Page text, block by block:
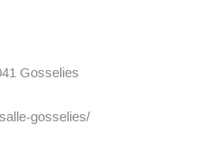
Gosselies
gosselies/